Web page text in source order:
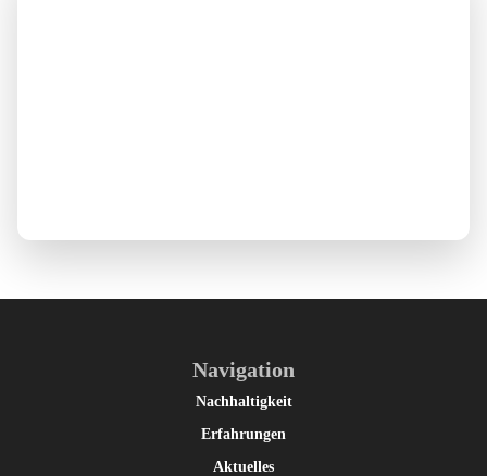
Navigation
Nachhaltigkeit
Erfahrungen
Aktuelles